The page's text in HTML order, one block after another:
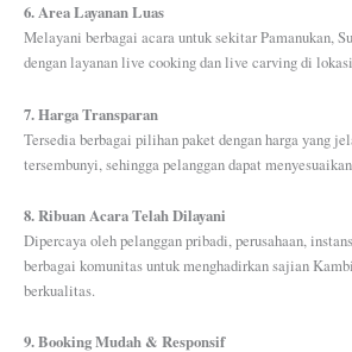
6. Area Layanan Luas
Melayani berbagai acara untuk sekitar Pamanukan,
dengan layanan live cooking dan live carving di
7. Harga Transparan
Tersedia berbagai pilihan paket dengan harga yang
tersembunyi, sehingga pelanggan dapat
8. Ribuan Acara Telah Dilayani
Dipercaya oleh pelanggan pribadi, perusahaan,
berbagai komunitas untuk menghadirkan sajian
berkualitas.
9. Booking Mudah & Responsif